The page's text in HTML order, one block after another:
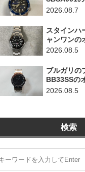
行いました
2026.08.7
スタインハ
ャンワンの
行いました
2026.08.5
ブルガリの
BB33SSの
いました。
2026.08.5
検索